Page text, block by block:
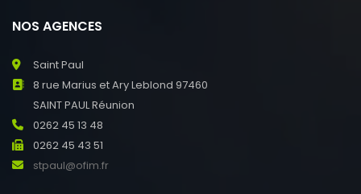
NOS AGENCES
Saint Paul
8 rue Marius et Ary Leblond 97460
SAINT PAUL Réunion
0262 45 13 48
0262 45 43 51
stpaul@ofim.fr